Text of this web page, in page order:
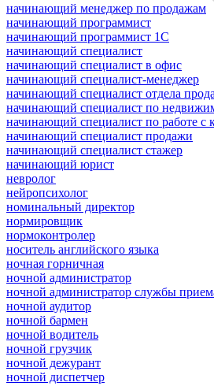
начинающий менеджер по продажам
начинающий программист
начинающий программист 1С
начинающий специалист
начинающий специалист в офис
начинающий специалист-менеджер
начинающий специалист отдела
начинающий специалист по
начинающий специалист по работе с
начинающий специалист продажи
начинающий специалист стажер
начинающий юрист
невролог
нейропсихолог
номинальный директор
нормировщик
нормоконтролер
носитель английского языка
ночная горничная
ночной администратор
ночной администратор службы
ночной аудитор
ночной бармен
ночной водитель
ночной грузчик
ночной дежурант
ночной диспетчер